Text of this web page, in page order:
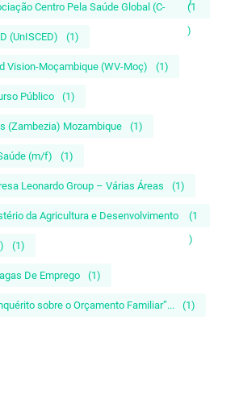
Centro Pela Saúde Global (C-
(1
)
(UnISCED) (1)
Vision-Moçambique (WV-Moç) (1)
Público (1)
(Zambezia) Mozambique (1)
(m/f) (1)
Leonardo Group – Várias Áreas (1)
da Agricultura e Desenvolvimento
(1
)
(1)
De Emprego (1)
sobre o Orçamento Familiar”... (1)